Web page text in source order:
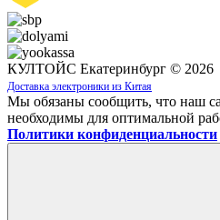
КУЛТОЙС Екатеринбург © 2026
Доставка электроники из Китая
Мы обязаны сообщить, что наш
необходимы для оптимальной
Политики конфиденциальности